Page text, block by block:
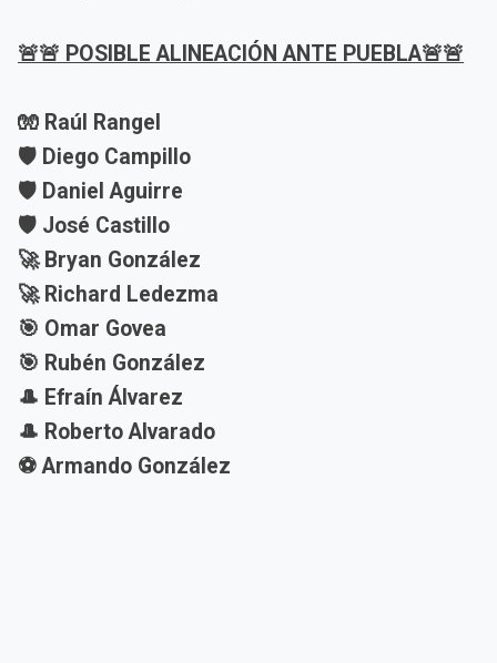
🚨🚨 POSIBLE ALINEACIÓN ANTE PUEBLA🚨🚨
🧤 Raúl Rangel
🛡️ Diego Campillo
🛡️ Daniel Aguirre
🛡️ José Castillo
🚀 Bryan González
🚀 Richard Ledezma
🎯 Omar Govea
🎯 Rubén González
🎩 Efraín Álvarez
🎩 Roberto Alvarado
⚽ Armando González